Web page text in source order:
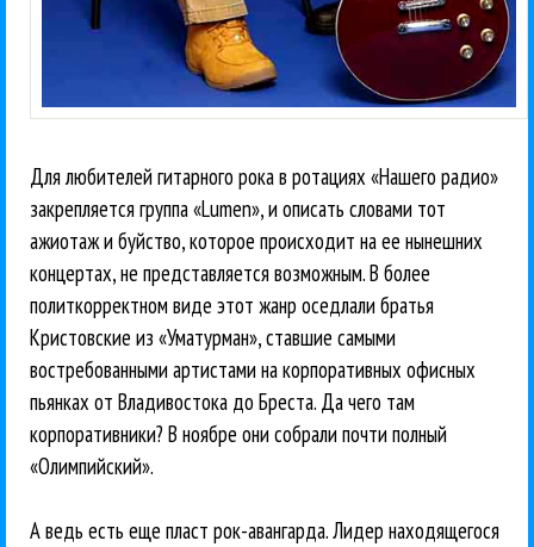
Для любителей гитарного рока в ротациях «Нашего радио»
закрепляется группа «Lumen», и описать словами тот
ажиотаж и буйство, которое происходит на ее нынешних
концертах, не представляется возможным. В более
политкорректном виде этот жанр оседлали братья
Кристовские из «Уматурман», ставшие самыми
востребованными артистами на корпоративных офисных
пьянках от Владивостока до Бреста. Да чего там
корпоративники? В ноябре они собрали почти полный
«Олимпийский».
А ведь есть еще пласт рок-авангарда. Лидер находящегося